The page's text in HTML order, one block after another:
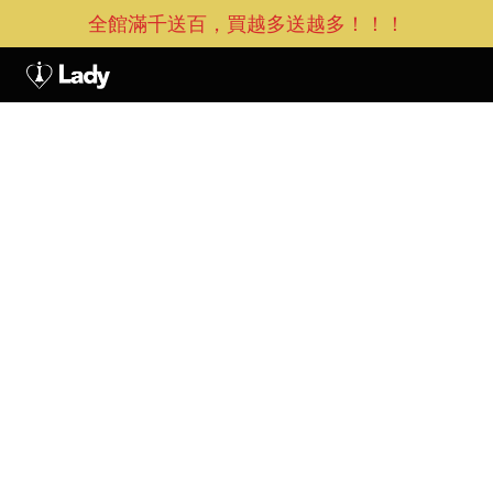
全館滿千送百，買越多送越多！！！